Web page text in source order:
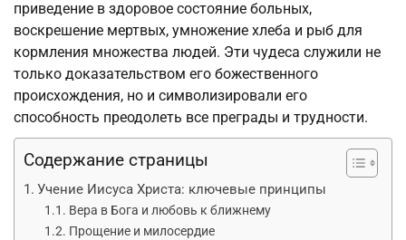
приведение в здоровое состояние больных,
воскрешение мертвых, умножение хлеба и рыб для
кормления множества людей. Эти чудеса служили не
только доказательством его божественного
происхождения, но и символизировали его
способность преодолеть все преграды и трудности.
Содержание страницы
Учение Иисуса Христа: ключевые принципы
Вера в Бога и любовь к ближнему
Прощение и милосердие